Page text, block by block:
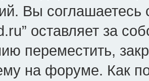
Вы соглашаетесь
оставляет за
переместить,
на форуме. Как